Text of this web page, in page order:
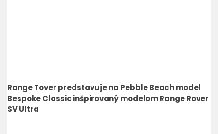
Range Tover predstavuje na Pebble Beach model
Bespoke Classic inšpirovaný modelom Range Rover
SV Ultra